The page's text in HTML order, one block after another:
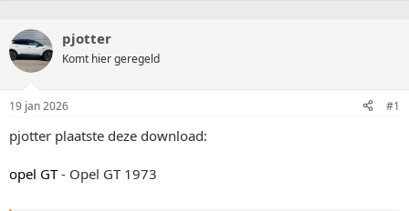
s
t
a
t
e
r
d
t
pjotter
Komt hier geregeld
19 jan 2026 #1
pjotter plaatste deze download:
opel GT- Opel GT 1973